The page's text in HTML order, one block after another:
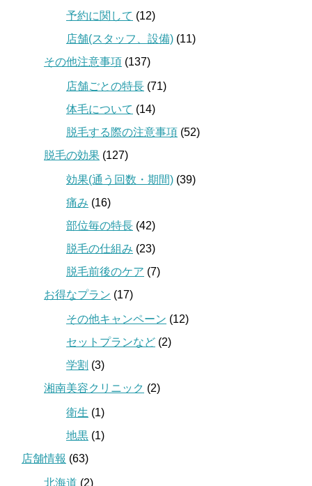
予約に関して (12)
店舗(スタッフ、設備) (11)
その他注意事項 (137)
店舗ごとの特長 (71)
体毛について (14)
脱毛する際の注意事項 (52)
脱毛の効果 (127)
効果(通う回数・期間) (39)
痛み (16)
部位毎の特長 (42)
脱毛の仕組み (23)
脱毛前後のケア (7)
お得なプラン (17)
その他キャンペーン (12)
セットプランなど (2)
学割 (3)
湘南美容クリニック (2)
衛生 (1)
地黒 (1)
店舗情報 (63)
北海道 (2)